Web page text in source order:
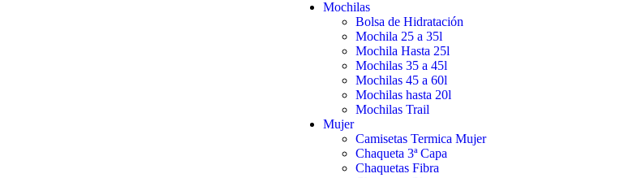
Mochilas
Bolsa de Hidratación
Mochila 25 a 35l
Mochila Hasta 25l
Mochilas 35 a 45l
Mochilas 45 a 60l
Mochilas hasta 20l
Mochilas Trail
Mujer
Camisetas Termica Mujer
Chaqueta 3ª Capa
Chaquetas Fibra